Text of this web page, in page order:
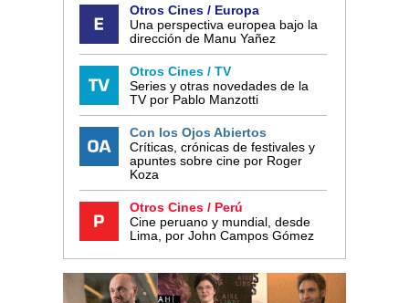
Otros Cines / Europa
Una perspectiva europea bajo la
dirección de Manu Yañez
Otros Cines / TV
Series y otras novedades de la
TV por Pablo Manzotti
Con los Ojos Abiertos
Críticas, crónicas de festivales y
apuntes sobre cine por Roger
Koza
Otros Cines / Perú
Cine peruano y mundial, desde
Lima, por John Campos Gómez